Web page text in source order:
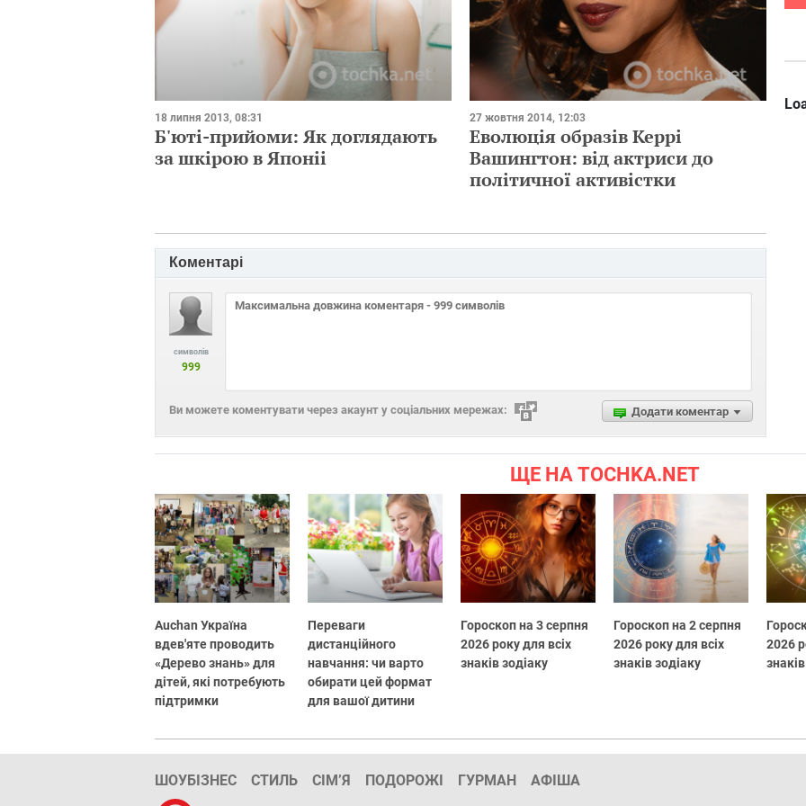
18 липня 2013, 08:31
Б'юті-прийоми: Як доглядають
за шкірою в Японіі
27 жовтня 2014, 12:03
Еволюція образів Керрі
Вашингтон: від актриси до
політичної активістки
Коментарі
символів
999
Додати коментар
Ви можете коментувати через акаунт у соціальних мережах:
ЩЕ НА TOCHKA.NET
Auchan Україна
вдев'яте проводить
«Дерево знань» для
дітей, які потребують
підтримки
Переваги
дистанційного
навчання: чи варто
обирати цей формат
для вашої дитини
Гороскоп на 3 серпня
2026 року для всіх
знаків зодіаку
Гороскоп на 2 серпня
2026 року для всіх
знаків зодіаку
2026
ШОУБІЗНЕС СТИЛЬ СІМ’Я ПОДОРОЖІ ГУРМАН АФІША